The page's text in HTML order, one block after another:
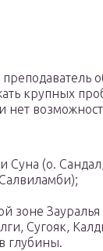
крупных
нет
Суна (о.
зоне
Сугояк,
глубины.